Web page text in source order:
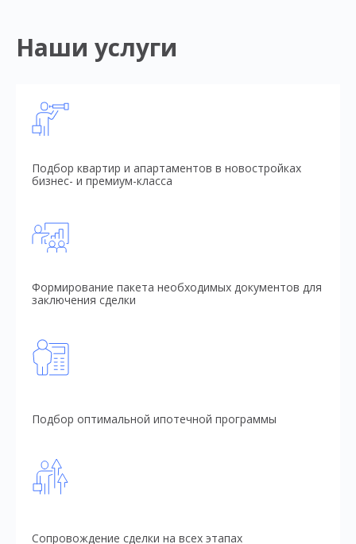
Наши услуги
Подбор квартир и апартаментов в новостройках
бизнес- и премиум-класса
Формирование пакета необходимых документов для
заключения сделки
Подбор оптимальной ипотечной программы
Сопровождение сделки на всех этапах